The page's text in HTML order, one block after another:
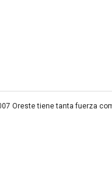
Oreste tiene tanta fuerza